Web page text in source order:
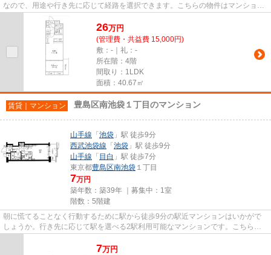
なので、用途や行き先に応じて経路を選択できます。こちらの物件はマンション
です。駅から徒歩7分に立地す...
26万円
(管理費・共益費 15,000円)
敷：-｜礼：-
所在階：4階
間取り：1LDK
面積：40.67㎡
賃貸｜マンション 豊島区南池袋１丁目のマンション
山手線 「 池袋 」駅 徒歩9分
西武池袋線 「 池袋 」駅 徒歩9分
山手線 「 目白 」駅 徒歩7分
東京都豊島区南池袋 １丁目
7万円
築年数：築39年 ｜募集中： 1室
階数：5階建
朝に慌てることなく行動するために駅から徒歩9分の駅近マンションはいかがで
しょうか。行き先に応じて駅を選べる2駅利用可能なマンションです。こちらの
7万円